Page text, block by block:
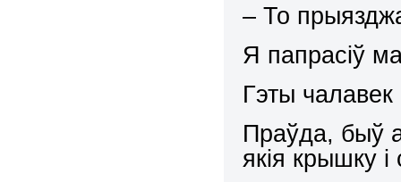
– То
Я папрасіў
Гэты
Праўда, быў
якія крышку